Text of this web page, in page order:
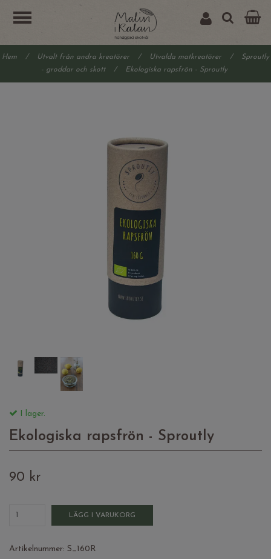
Hem / Utvalt från andra kreatörer / Utvalda matkreatörer /
Sproutly
- groddar och skott
/ Ekologiska rapsfrön - Sproutly
I lager.
Ekologiska rapsfrön - Sproutly
90 kr
LÄGG I VARUKORG
Artikelnummer: S_160R